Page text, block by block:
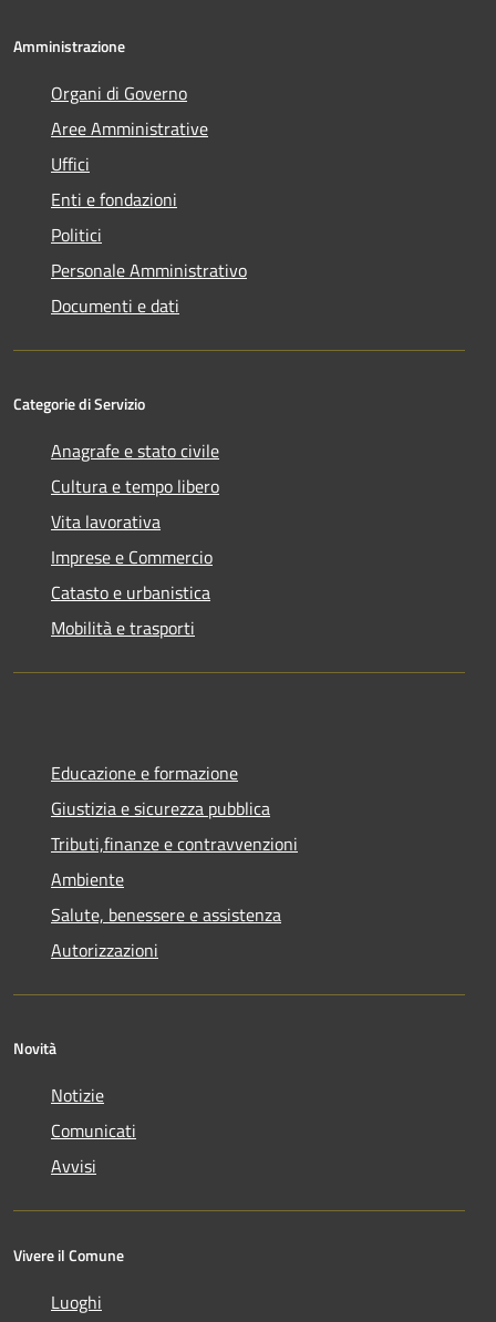
Amministrazione
Organi di Governo
Aree Amministrative
Uffici
Enti e fondazioni
Politici
Personale Amministrativo
Documenti e dati
Categorie di Servizio
Anagrafe e stato civile
Cultura e tempo libero
Vita lavorativa
Imprese e Commercio
Catasto e urbanistica
Mobilità e trasporti
Educazione e formazione
Giustizia e sicurezza pubblica
Tributi,finanze e contravvenzioni
Ambiente
Salute, benessere e assistenza
Autorizzazioni
Novità
Notizie
Comunicati
Avvisi
Vivere il Comune
Luoghi